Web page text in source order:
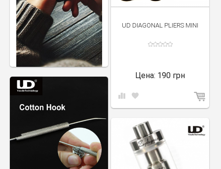
UD DIAGONAL PLIERS MINI
Цена: 190 грн